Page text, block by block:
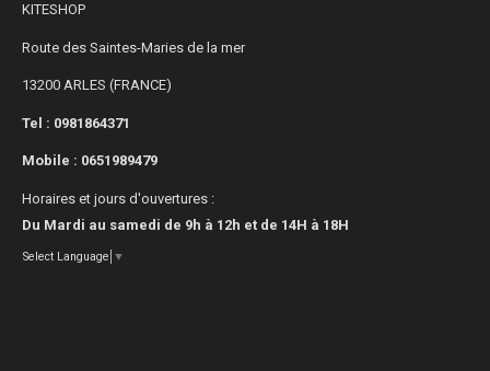
KITESHOP
Route des Saintes-Maries de la mer
13200 ARLES (FRANCE)
Tel : 0981864371
Mobile : 0651989479
Horaires et jours d'ouvertures :
Du Mardi au samedi de 9h à 12h et de 14H à 18H
Select Language ▼